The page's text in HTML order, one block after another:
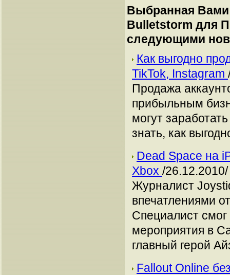
Выбранная Вами
Bulletstorm для
следующими
Как выгодно
TikTok, Instagram
Продажа
прибыльным
могут
знать, как
Dead Space на
Xbox /26.12.2010/
Журналист
впечатлениями
Специалист
мероприятия в
главный герой
Fallout Online